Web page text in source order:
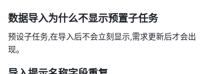
数据导入为什么不显示预置子任务
预设子任务,在导入后不会立刻显示,需求更新后才会出
现。